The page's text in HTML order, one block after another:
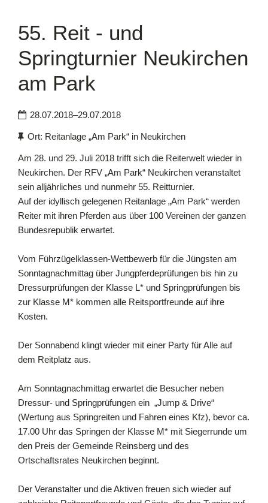
Downloads
Kontakt
55. Reit - und
Springturnier Neukirchen
am Park
28.07.2018–29.07.2018
Ort: Reitanlage „Am Park“ in Neukirchen
Am 28. und 29. Juli 2018 trifft sich die Reiterwelt wieder in
Neukirchen. Der RFV „Am Park“ Neukirchen veranstaltet
sein alljährliches und nunmehr 55. Reitturnier.
Auf der idyllisch gelegenen Reitanlage „Am Park“ werden
Reiter mit ihren Pferden aus über 100 Vereinen der ganzen
Bundesrepublik erwartet.
Vom Führzügelklassen-Wettbewerb für die Jüngsten am
Sonntagnachmittag über Jungpferdeprüfungen bis hin zu
Dressurprüfungen der Klasse L* und Springprüfungen bis
zur Klasse M* kommen alle Reitsportfreunde auf ihre
Kosten.
Der Sonnabend klingt wieder mit einer Party für Alle auf
dem Reitplatz aus.
Am Sonntagnachmittag erwartet die Besucher neben
Dressur- und Springprüfungen ein „Jump & Drive“
(Wertung aus Springreiten und Fahren eines Kfz), bevor ca.
17.00 Uhr das Springen der Klasse M* mit Siegerrunde um
den Preis der Gemeinde Reinsberg und des
Ortschaftsrates Neukirchen beginnt.
Der Veranstalter und die Aktiven freuen sich wieder auf